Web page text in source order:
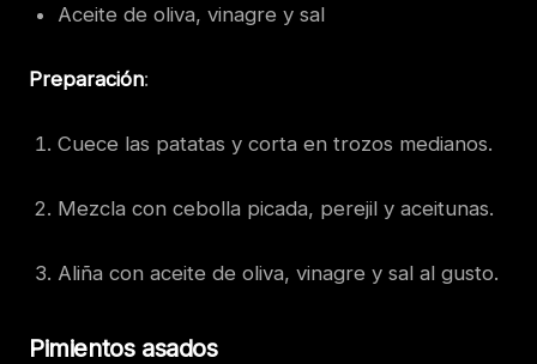
Aceite de oliva, vinagre y sal
Preparación:
Cuece las patatas y corta en trozos medianos.
Mezcla con cebolla picada, perejil y aceitunas.
Aliña con aceite de oliva, vinagre y sal al gusto.
Pimientos asados